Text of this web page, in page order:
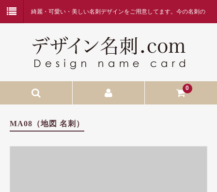
綺麗・可愛い・美しい名刺デザインをご用意してます。今の名刺の
デザインに何か物足りなさを感じている方、デザイン名刺.comを是
0
MA08（地図 名刺）